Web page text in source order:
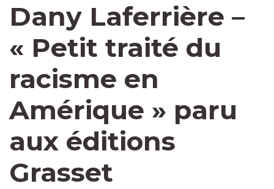
Dany Laferrière –
« Petit traité du
racisme en
Amérique » paru
aux éditions
Grasset